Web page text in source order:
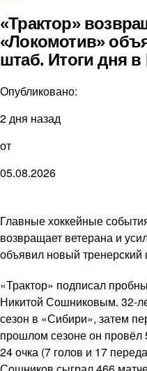
«Трактор»
«Локомотив»
штаб. Итоги дня
Опубликовано:
2 дня назад
от
05.08.2026
Главные хоккейные
возвращает ветерана и
объявил новый тренерский
«Трактор» подписал
Никитой Сошниковым. 32-
сезон в «Сибири», затем
прошлом сезоне он провёл
24 очка (7 голов и 17